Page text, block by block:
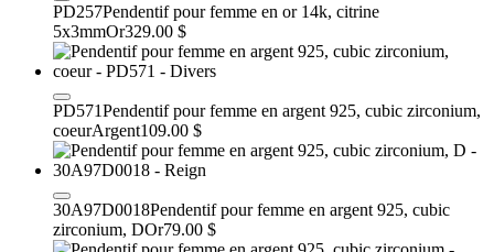
PD257Pendentif pour femme en or 14k, citrine
5x3mmOr329.00 $
PD571Pendentif pour femme en argent 925, cubic zirconium,
coeurArgent109.00 $
30A97D0018Pendentif pour femme en argent 925, cubic
zirconium, DOr79.00 $